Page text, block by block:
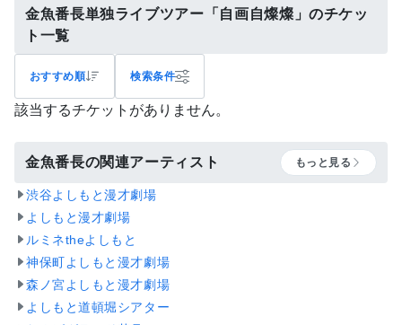
金魚番長単独ライブツアー「自画自燦燦」のチケッ
ト一覧
おすすめ順 検索条件
該当するチケットがありません。
金魚番長の関連アーティスト もっと見る
渋谷よしもと漫才劇場
よしもと漫才劇場
ルミネtheよしもと
神保町よしもと漫才劇場
森ノ宮よしもと漫才劇場
よしもと道頓堀シアター